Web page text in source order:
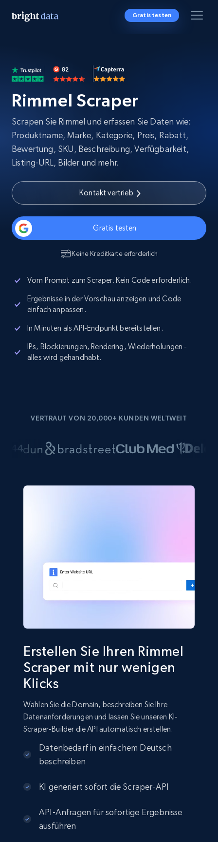
Gratis testen
Rimmel Scraper
Scrapen Sie Rimmel und erfassen Sie Daten wie:
Produktname, Marke, Kategorie, Preis, Rabatt,
Bewertung, SKU, Beschreibung, Verfügbarkeit,
Listing-URL, Bilder und mehr.
Kontakt vertrieb
Gratis testen
Keine Kreditkarte erforderlich
Vom Prompt zum Scraper. Kein Code erforderlich.
Ergebnisse in der Vorschau anzeigen und Code
einfach anpassen.
In Minuten als API-Endpunkt bereitstellen.
IPs, Blockierungen, Rendering, Wiederholungen -
alles wird gehandhabt.
VERTRAUT VON 20,000+ KUNDEN WELTWEIT
Erstellen Sie Ihren Rimmel
Scraper mit nur wenigen
Klicks
Wählen Sie die Domain, beschreiben Sie Ihre
Datenanforderungen und lassen Sie unseren KI-
Scraper-Builder die API automatisch erstellen.
Datenbedarf in einfachem Deutsch
beschreiben
KI generiert sofort die Scraper-API
API-Anfragen für sofortige Ergebnisse
ausführen